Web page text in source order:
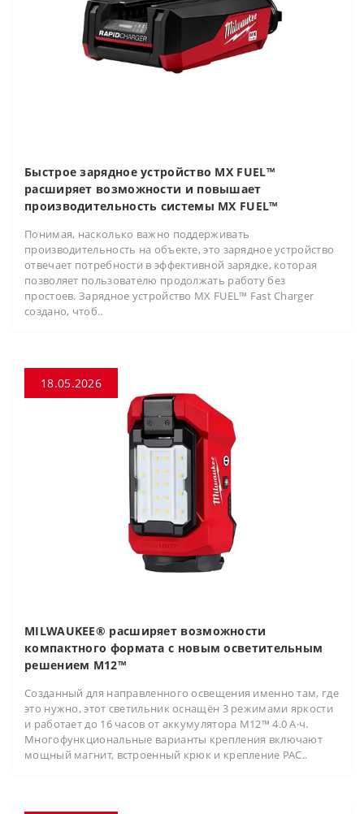
Быстрое зарядное устройство MX FUEL™
расширяет возможности и повышает
производительность системы MX FUEL™
Понимая, насколько важно поддерживать
производительность на объекте, это зарядное устройство
отвечает потребности в эффективной зарядке, которая
позволяет пользователю продолжать работу без
простоев. Зарядное устройство MX FUEL™ Fast Charger
создано, чтоб..
18.05.2026
MILWAUKEE® расширяет возможности
компактного формата с новым осветительным
решением M12™
Созданный для направленного освещения именно там, где
это нужно, этот светильник оснащён 3 режимами яркости
и работает до 16 часов от аккумулятора M12™ 4.0 А·ч.
Многофункциональные варианты крепления включают
мощный магнит, встроенный крюк и крепление PAC..